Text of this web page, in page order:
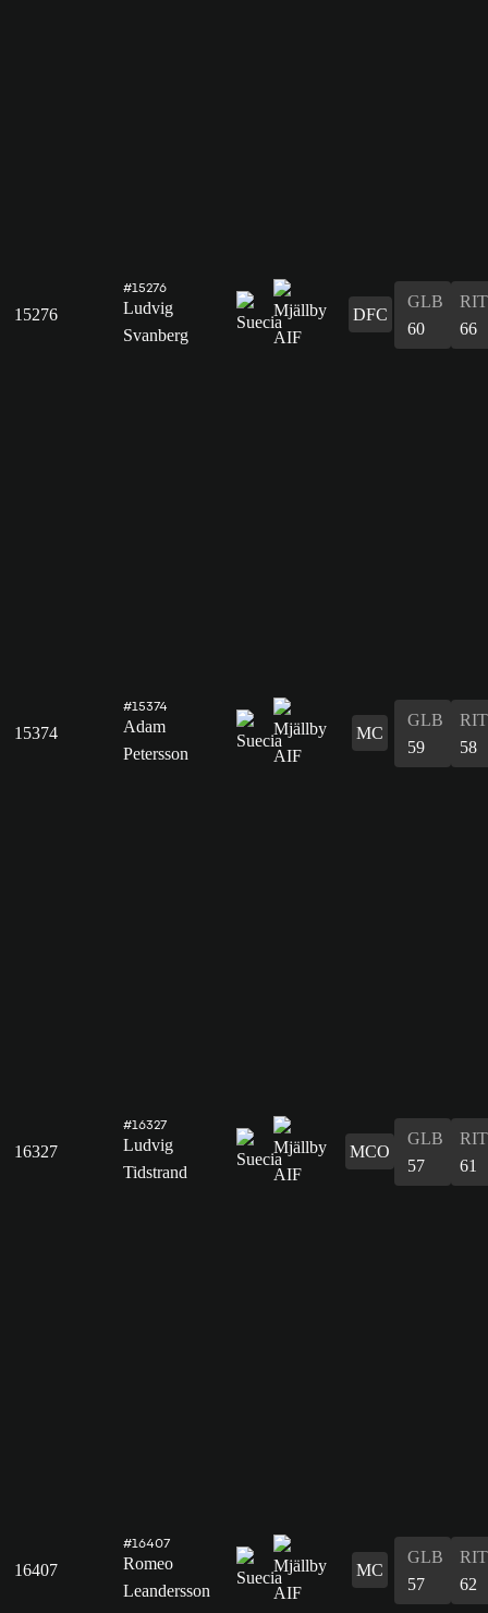
15276
#15276
Ludvig
Svanberg
DFC
GLB
60
RIT
66
15374
#15374
Adam
Petersson
MC
GLB
59
RIT
58
16327
#16327
Ludvig
Tidstrand
MCO
GLB
57
RIT
61
16407
#16407
Romeo
Leandersson
MC
GLB
57
RIT
62